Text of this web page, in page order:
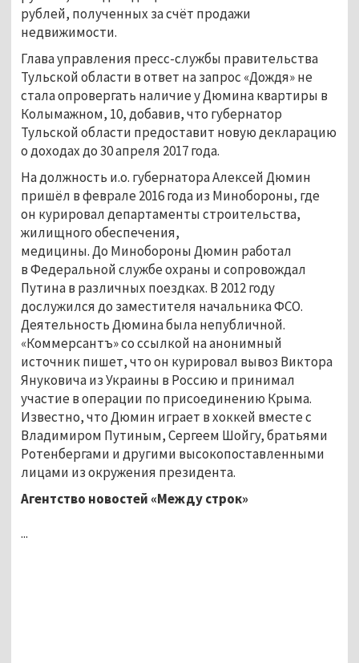
рублей, полученных за счёт продажи
недвижимости.
Глава управления пресс-службы правительства
Тульской области в ответ на запрос «Дождя»не
стала опровергать наличие у Дюмина квартиры в
Колымажном, 10, добавив, что губернатор
Тульской области предоставит новую декларацию
о доходах до 30 апреля 2017 года.
На должность и.о. губернатора Алексей Дюмин
пришёл в феврале 2016 года из Минобороны, где
он курировал департаменты строительства,
жилищного обеспечения,
медицины. До Минобороны Дюмин работал
в Федеральной службе охраны и сопровождал
Путина в различных поездках. В 2012 году
дослужился до заместителя начальника ФСО.
Деятельность Дюмина была непубличной.
«Коммерсантъ» со ссылкой на анонимный
источник пишет, что он курировал вывоз Виктора
Януковича из Украины в Россию и принимал
участие в операции по присоединению Крыма.
Известно, что Дюмин играет в хоккей вместе с
Владимиром Путиным, Сергеем Шойгу, братьями
Ротенбергами и другими высокопоставленными
лицами из окружения президента.
Агентство новостей «Между строк»
...